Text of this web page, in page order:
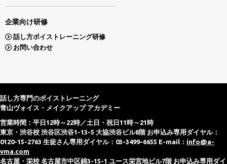
企業向け研修
話し方ボイストレーニング研修
お問い合わせ
話し方専門のボイストレーニング
青山ヴォイス・メイクアップ アカデミー
営業時間：平日12時～22時／土日・祝日11時～21時
東京・渋谷校 渋谷区渋谷1-13-5 大協渋谷ビル8階 お申込み専用ダイヤル：
0120-15-2763 生徒さん専用ダイヤル：03-3499-6655 E-mail： info@a-
vma.com
名古屋・栄校 名古屋市中区錦3-15-1 ユース栄宮地ビル7階 お申込み専用ダイ